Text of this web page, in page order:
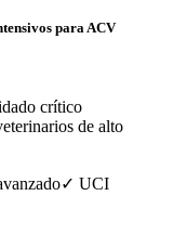
para ACV
crítico
de alto
✓ UCI